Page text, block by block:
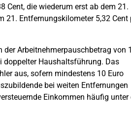
Cent, die wiederum erst ab dem 21.
21. Entfernungskilometer 5,32 Cent
Arbeitnehmerpauschbetrag von
doppelter Haushaltsführung. Das
aus, sofern mindestens 10 Euro
bei weiten Entfernungen
Einkommen häufig unter